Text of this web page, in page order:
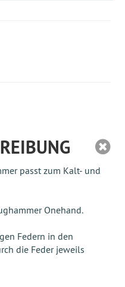
passt zum Kalt- und
Onehand.
Federn in den
die Feder jeweils